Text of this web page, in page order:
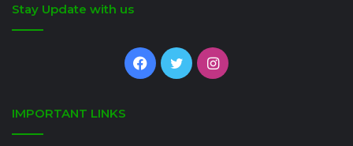
Stay Update with us
Facebook
TwitterInstagram
IMPORTANT LINKS